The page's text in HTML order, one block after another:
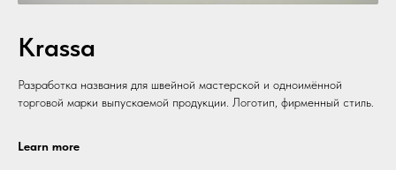
Krassa
Разработка названия для швейной мастерской и одноимённой
торговой марки выпускаемой продукции. Логотип, фирменный стиль.
Learn more